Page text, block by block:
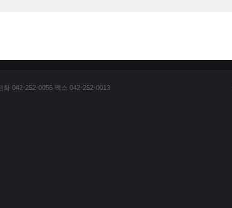
화 042-252-0055 팩스 042-252-0013